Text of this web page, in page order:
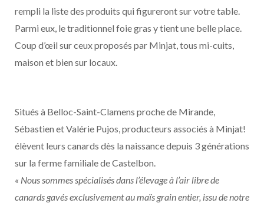
m
rempli la liste des produits qui figureront sur votre table.
Parmi eux, le traditionnel foie gras y tient une belle place.
Coup d’œil sur ceux proposés par Minjat, tous mi-cuits,
maison et bien sur locaux.
Situés à Belloc-Saint-Clamens proche de Mirande,
Sébastien et Valérie Pujos, producteurs associés à Minjat!
élèvent leurs canards dès la naissance depuis 3 générations
sur la ferme familiale de Castelbon.
« Nous sommes spécialisés dans l’élevage à l’air libre de
canards gavés exclusivement au maïs grain entier, issu de notre